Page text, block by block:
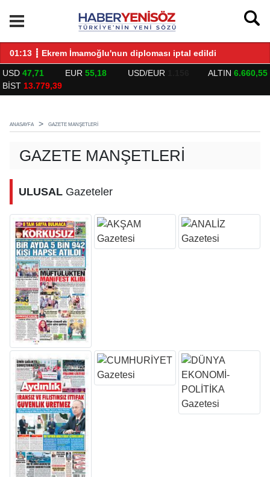
BULUŞTU
01:13 ┋ Ekrem İmamoğlu'nun diploması iptal edildi
USD 47,71 EUR 55,18 USD/EUR ALTIN 6.660,55
BİST 13.779,39
ANASAYFA GAZETE MANŞETLERI
GAZETE MANŞETLERI
ULUSAL Gazeteler